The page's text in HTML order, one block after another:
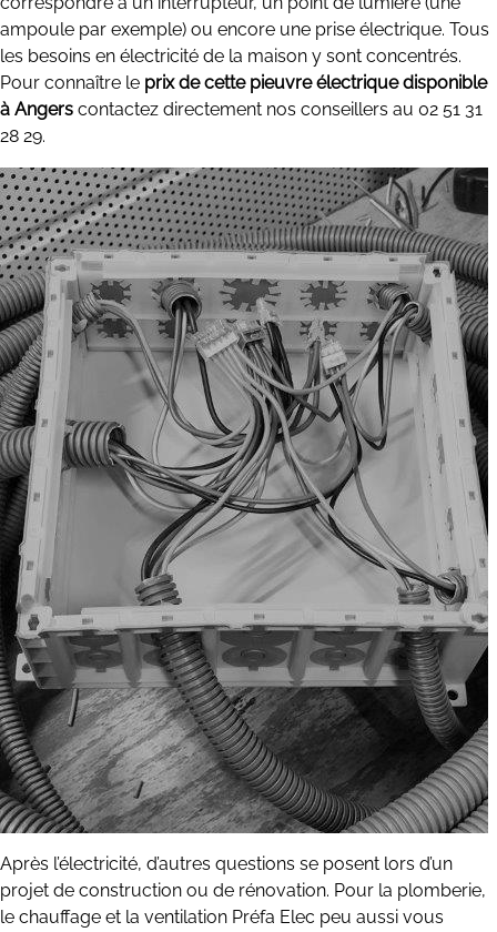
ampoule par exemple) ou encore une prise électrique. Tous
les besoins en électricité de la maison y sont concentrés.
Pour connaître le prix de cette pieuvre électrique disponible
à Angers contactez directement nos conseillers au 02 51 31
28 29.
Après l’électricité, d’autres questions se posent lors d’un
projet de construction ou de rénovation. Pour la plomberie,
le chauffage et la ventilation Préfa Elec peu aussi vous